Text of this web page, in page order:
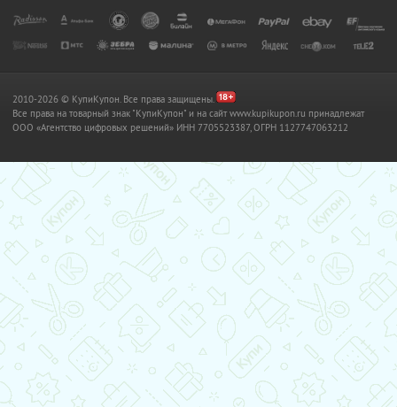
2010-2026 © КупиКупон. Все права защищены.
Все права на товарный знак "КупиКупон" и на сайт www.kupikupon.ru принадлежат
OOO «Агентство цифровых решений» ИНН 7705523387, ОГРН 1127747063212